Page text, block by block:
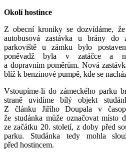
Okolí hostince
Z obecní kroniky se dozvídáme,
autobusová zastávka u brány do
parkoviště u zámku bylo
poněvadž byla v zatáčce a
a dopravním poměrům. Nová
blíž k benzinové pumpě, kde se
Vstoupíme-li do zámeckého parku
straně uvidíme bílý objekt
Z článku Jiřího Doupala v
že studánka může označovat místo
ze začátku 20. století, z doby před
parku. Studánka tedy mohla
před hostincem.